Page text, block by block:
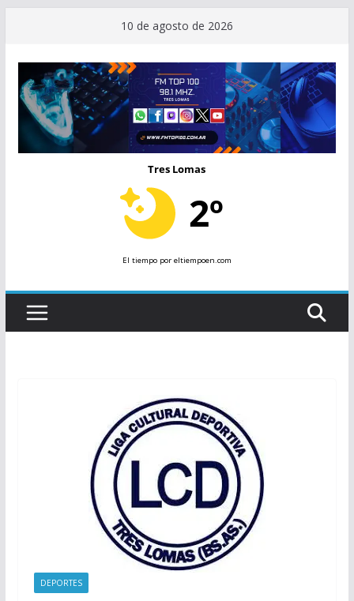
contenido
10 de agosto de 2026
Tres Lomas
2º
El tiempopor eltiempoen.com
DEPORTES